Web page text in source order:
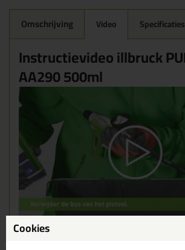
Omschrijving Video Specificaties
Instructievideo illbruck
AA290 500ml
Cookies